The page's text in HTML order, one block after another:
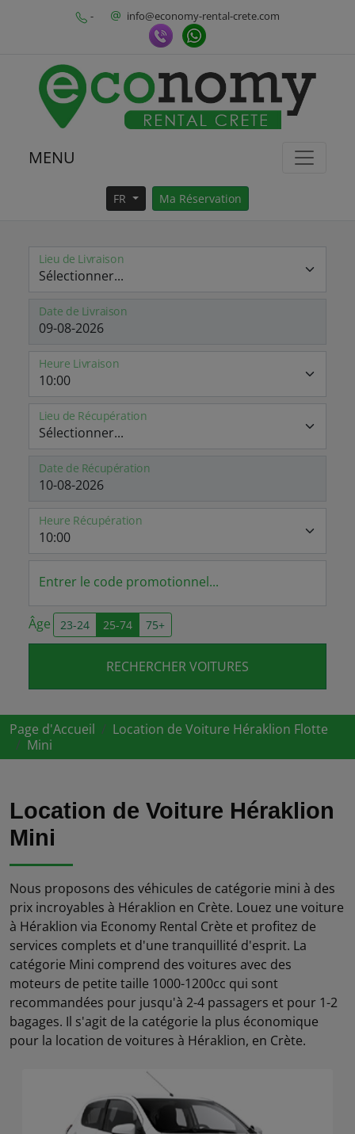
- info@economy-rental-crete.com
MENU
FR Ma Réservation
Lieu de Livraison
Date de Livraison
Heure Livraison
Lieu de Récupération
Date de Récupération
Heure Récupération
Entrer le code promotionnel...
Âge 23-24 25-74 75+
RECHERCHER VOITURES
Page d'Accueil
Location de Voiture Héraklion Flotte
Mini
Location de Voiture Héraklion
Mini
Nous proposons des véhicules de catégorie mini à des
prix incroyables à Héraklion en Crète. Louez une voiture
à Héraklion via Economy Rental Crète et profitez de
services complets et d'une tranquillité d'esprit. La
catégorie Mini comprend des voitures avec des
moteurs de petite taille 1000-1200cc qui sont
recommandées pour jusqu'à 2-4 passagers et pour 1-2
bagages. Il s'agit de la catégorie la plus économique
pour la location de voitures à Héraklion, en Crète.